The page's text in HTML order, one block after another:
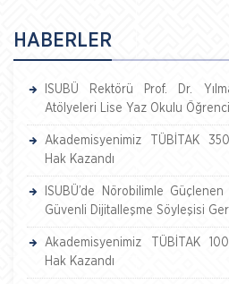
HABERLER
ISUBÜ Rektörü Prof. Dr.
Atölyeleri Lise Yaz Okulu
Akademisyenimiz TÜBİTAK
Hak Kazandı
ISUBÜ’de Nörobilimle
Güvenli Dijitalleşme Söyleşisi
Akademisyenimiz TÜBİTAK
Hak Kazandı